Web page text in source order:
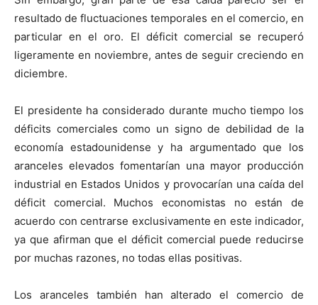
resultado de fluctuaciones temporales en el comercio, en
particular en el oro. El déficit comercial se recuperó
ligeramente en noviembre, antes de seguir creciendo en
diciembre.
El presidente ha considerado durante mucho tiempo los
déficits comerciales como un signo de debilidad de la
economía estadounidense y ha argumentado que los
aranceles elevados fomentarían una mayor producción
industrial en Estados Unidos y provocarían una caída del
déficit comercial. Muchos economistas no están de
acuerdo con centrarse exclusivamente en este indicador,
ya que afirman que el déficit comercial puede reducirse
por muchas razones, no todas ellas positivas.
Los aranceles también han alterado el comercio de